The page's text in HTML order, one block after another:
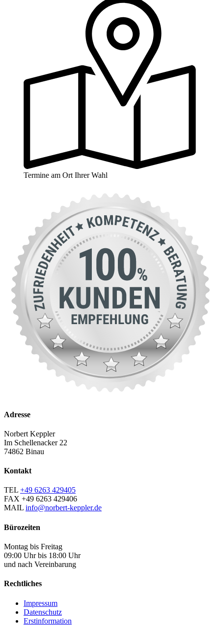
Termine am Ort Ihrer Wahl
Adresse
Norbert Keppler
Im Schellenacker 22
74862 Binau
Kontakt
TEL +49 6263 429405
FAX +49 6263 429406
MAIL info@norbert-keppler.de
Bürozeiten
Montag bis Freitag
09:00 Uhr bis 18:00 Uhr
und nach Vereinbarung
Rechtliches
Impressum
Datenschutz
Erstinformation